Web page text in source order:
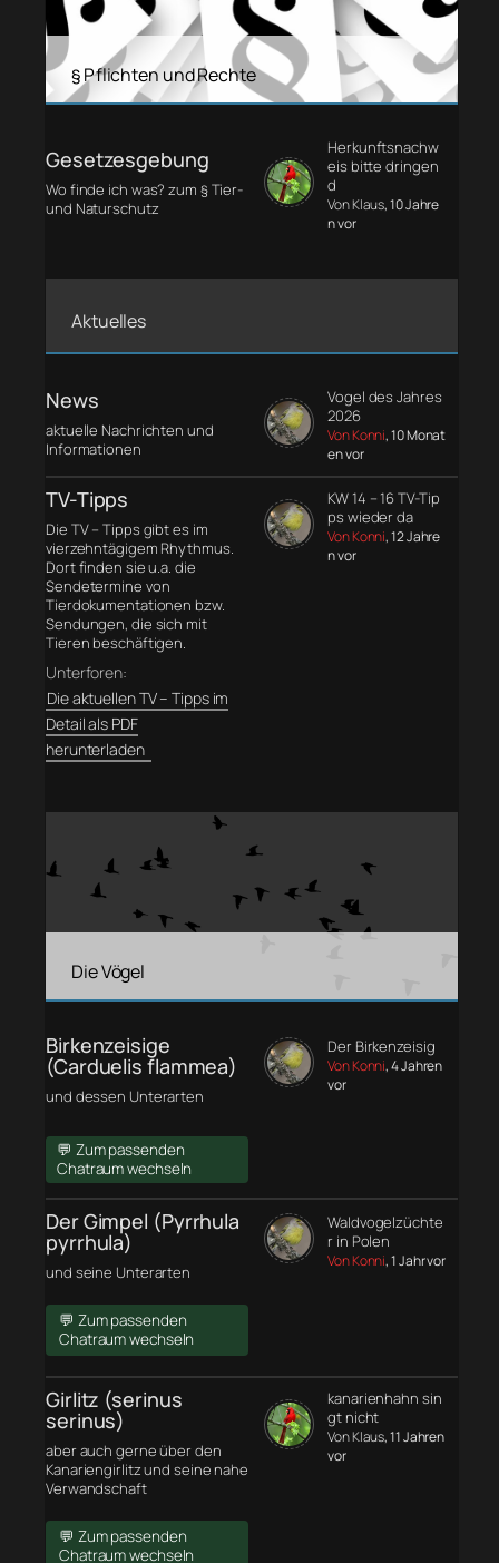
§ Pflichten und Rechte
Gesetzesgebung
Wo finde ich was? zum § Tier-
und Naturschutz
Herkunftsnachw
eis bitte dringen
d
Von Klaus, 10 Jahre
n vor
Aktuelles
News
aktuelle Nachrichten und
Informationen
Vogel des Jahres
2026
Von Konni, 10 Monat
en vor
TV-Tipps
Die TV – Tipps gibt es im
vierzehntägigem Rhythmus.
Dort finden sie u.a. die
Sendetermine von
Tierdokumentationen bzw.
Sendungen, die sich mit
Tieren beschäftigen.
Unterforen:
Die aktuellen TV – Tipps im
Detail als PDF
herunterladen
KW 14 – 16 TV-Tip
ps wieder da
Von Konni, 12 Jahre
n vor
Die Vögel
Birkenzeisige
(Carduelis flammea)
und dessen Unterarten
💬 Zum passenden
Chatraum wechseln
Der Birkenzeisig
Von Konni, 4 Jahren
vor
Der Gimpel (Pyrrhula
pyrrhula)
und seine Unterarten
💬 Zum passenden
Chatraum wechseln
Waldvogelzüchte
r in Polen
Von Konni, 1 Jahr vor
Girlitz (serinus
serinus)
aber auch gerne über den
Kanariengirlitz und seine nahe
Verwandschaft
💬 Zum passenden
Chatraum wechseln
kanarienhahn sin
gt nicht
Von Klaus, 11 Jahren
vor